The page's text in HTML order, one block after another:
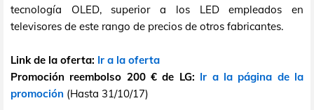
tecnología OLED, superior a los LED empleados en
televisores de este rango de precios de otros fabricantes.
Link de la oferta: Ir a la oferta
Promoción reembolso 200 € de LG: Ir a la página de la
promoción (Hasta 31/10/17)